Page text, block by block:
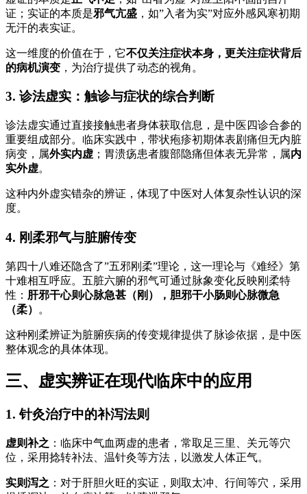
证；实证的本质是邪气亢盛 ，如”入者为实”对应外感风寒初期
无汗的表实证。
这一维度的价值在于，它不仅关注症状本身，更关注症状背后
的病机演变 ，为治疗提供了动态的视角。
3. 诊法虚实：触诊与症状的综合判断
诊法虚实通过直接接触患者身体获取信息，是中医四诊合参的
重要组成部分。临床实践中，带状疱疹初期体表剧痛但无内脏
病变，属外实内虚 ；胃溃疡患者腹部隐痛但体表无异常，属内
实外虚。
这种内外虚实错杂的辨证，体现了中医对人体复杂性认识的深
度。
4. 刚柔邪气与脏腑传变
第四十八难还隐含了”五邪刚柔”理论，这一理论与《难经》第
十难相互呼应。五脏六腑的邪气可通过脉象变化反映刚柔特
性： 肝邪干心则心脉急甚（刚），胆邪干小肠则心脉微急
（柔）
。
这种刚柔辨证为脏腑疾病的传变规律提供了脉诊依据，是中医
整体观念的具体体现。
三、虚实辨证在现代临床中的应用
1. 针灸治疗中的补泻法则
虚则补之 ：临床中气血两虚的患者，常取足三里、关元等穴
位，采用捻转补法、温针灸等方法，以激发人体正气。
实则泻之 ：对于肝胆火旺的实证，则取太冲、行间等穴，采用